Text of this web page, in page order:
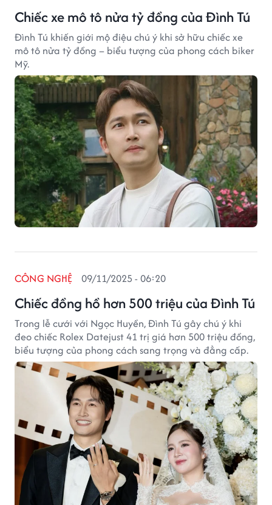
Chiếc xe mô tô nửa tỷ đồng của Đình Tú
Đình Tú khiến giới mộ điệu chú ý khi sở hữu chiếc xe
mô tô nửa tỷ đồng – biểu tượng của phong cách biker
Mỹ.
Chiếc đồng hồ hơn 500 triệu của Đình Tú
CÔNG NGHỆ 09/11/2025 - 06:20
Trong lễ cưới với Ngọc Huyền, Đình Tú gây chú ý khi
đeo chiếc Rolex Datejust 41 trị giá hơn 500 triệu đồng,
biểu tượng của phong cách sang trọng và đẳng cấp.